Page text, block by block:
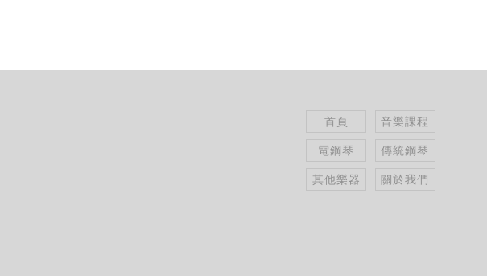
首頁 音樂課程
電鋼琴 傳統鋼琴
其他樂器 關於我們